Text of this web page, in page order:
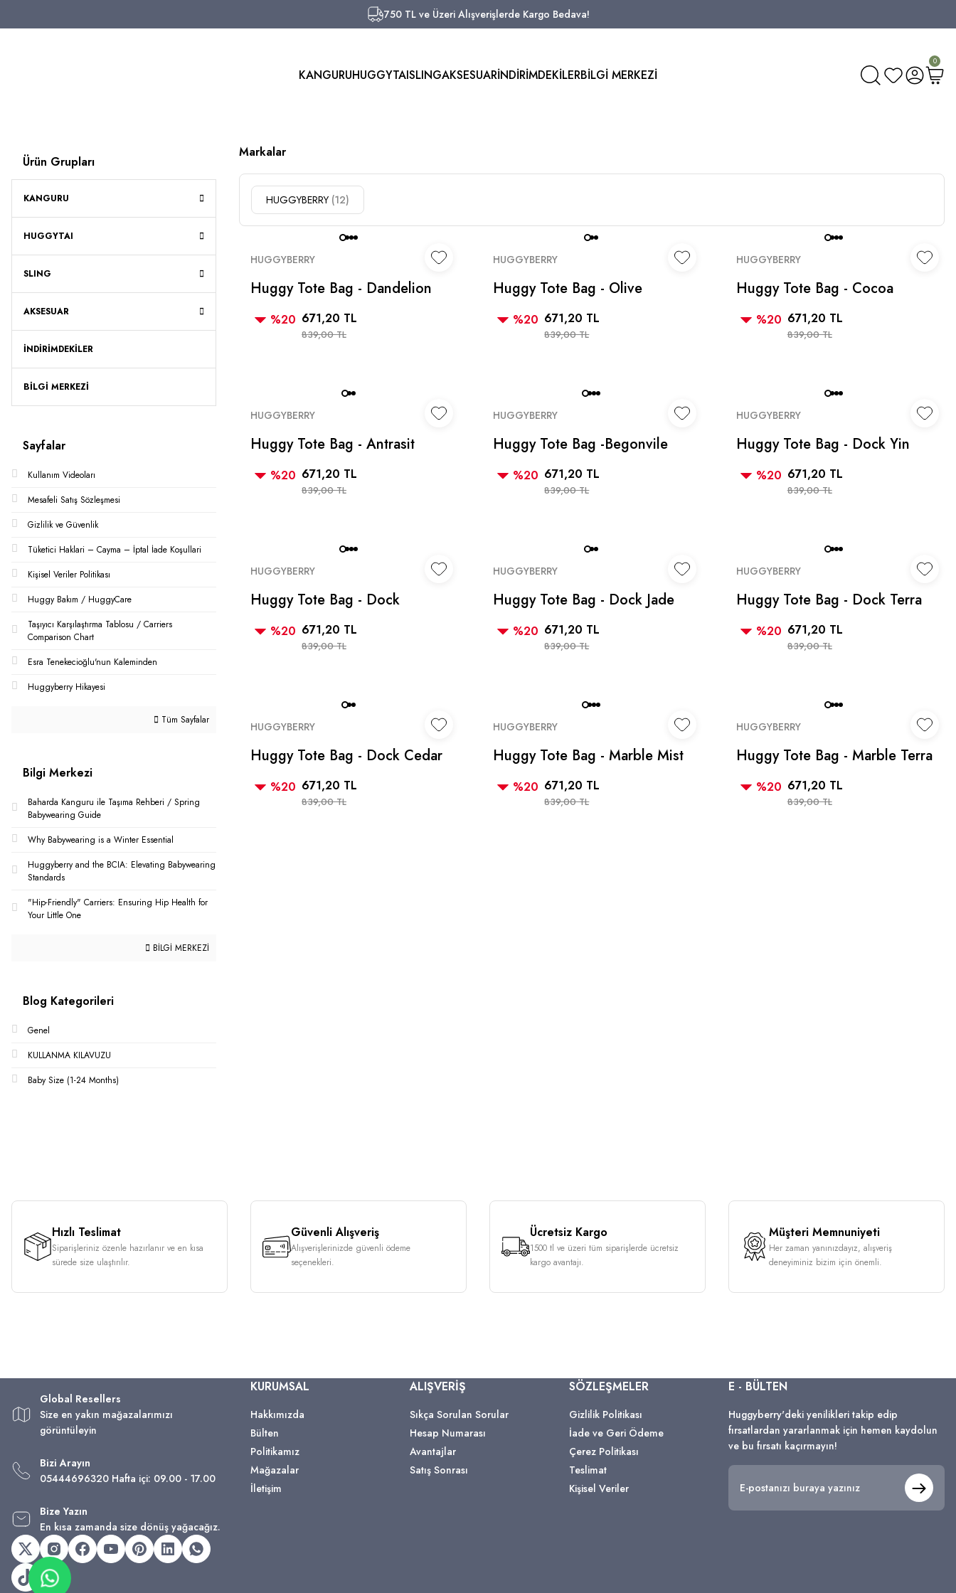
750 TL ve Üzeri Alışverişlerde Kargo Bedava!
Aynı Gün Kargo!
750 TL ve Üzeri Alışverişlerde Kargo Bedava!
750 TL ve Üzeri Alışverişlerde Kargo Bedava!
KANGURUHUGGYTAISLINGAKSESUARİNDİRİMDEKİLERBİLGİ MERKEZİ
0
Ürün Grupları
KANGURU
HUGGYTAI
SLING
AKSESUAR
İNDİRİMDEKİLER
BİLGİ MERKEZİ
Sayfalar
Kullanım Videoları
Mesafeli Satış Sözleşmesi
Gizlilik ve Güvenlik
Tüketici Haklari – Cayma – İptal İade Koşullari
Kişisel Veriler Politikası
Huggy Bakım / HuggyCare
Taşıyıcı Karşılaştırma Tablosu / Carriers
Comparison Chart
Esra Tenekecioğlu'nun Kaleminden
Huggyberry Hikayesi
Tüm Sayfalar
Bilgi Merkezi
Baharda Kanguru ile Taşıma Rehberi / Spring
Babywearing Guide
Why Babywearing is a Winter Essential
Huggyberry and the BCIA: Elevating Babywearing
Standards
"Hip-Friendly" Carriers: Ensuring Hip Health for
Your Little One
BİLGİ MERKEZİ
Blog Kategorileri
Genel
KULLANMA KILAVUZU
Baby Size (1-24 Months)
Markalar
HUGGYBERRY (12)
HUGGYBERRY
Huggy Tote Bag - Dandelion
%20 671,20 TL
839,00 TL
HUGGYBERRY
Huggy Tote Bag - Olive
%20 671,20 TL
839,00 TL
HUGGYBERRY
Huggy Tote Bag - Cocoa
%20 671,20 TL
839,00 TL
HUGGYBERRY
Huggy Tote Bag - Antrasit
%20 671,20 TL
839,00 TL
HUGGYBERRY
Huggy Tote Bag -Begonvile
Valentine
%20 671,20 TL
839,00 TL
HUGGYBERRY
Huggy Tote Bag - Dock Yin
%20 671,20 TL
839,00 TL
HUGGYBERRY
Huggy Tote Bag - Dock
Valentine
%20 671,20 TL
839,00 TL
HUGGYBERRY
Huggy Tote Bag - Dock Jade
%20 671,20 TL
839,00 TL
HUGGYBERRY
Huggy Tote Bag - Dock Terra
%20 671,20 TL
839,00 TL
HUGGYBERRY
Huggy Tote Bag - Dock Cedar
%20 671,20 TL
839,00 TL
HUGGYBERRY
Huggy Tote Bag - Marble Mist
%20 671,20 TL
839,00 TL
HUGGYBERRY
Huggy Tote Bag - Marble Terra
%20 671,20 TL
839,00 TL
Hızlı Teslimat
Siparişleriniz özenle hazırlanır ve en kısa
sürede size ulaştırılır.
Güvenli Alışveriş
Alışverişlerinizde güvenli ödeme
seçenekleri.
Ücretsiz Kargo
1500 tl ve üzeri tüm siparişlerde ücretsiz
kargo avantajı.
Müşteri Memnuniyeti
Her zaman yanınızdayız, alışveriş
deneyiminiz bizim için önemli.
Global Resellers
Size en yakın mağazalarımızı
görüntüleyin
Bizi Arayın
05444696320 Hafta içi: 09.00 - 17.00
Bize Yazın
En kısa zamanda size dönüş yağacağız.
KURUMSAL
Hakkımızda
Bülten
Politikamız
Mağazalar
İletişim
ALIŞVERİŞ
Sıkça Sorulan Sorular
Hesap Numarası
Avantajlar
Satış Sonrası
SÖZLEŞMELER
Gizlilik Politikası
İade ve Geri Ödeme
Çerez Politikası
Teslimat
Kişisel Veriler
E - BÜLTEN
Huggyberry'deki yenilikleri takip edip
fırsatlardan yararlanmak için hemen kaydolun
ve bu fırsatı kaçırmayın!